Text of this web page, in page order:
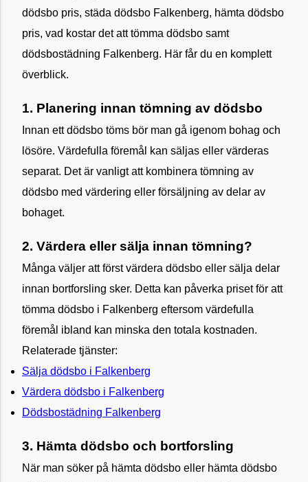
dödsbo pris, städa dödsbo Falkenberg, hämta dödsbo
pris, vad kostar det att tömma dödsbo samt
dödsbostädning Falkenberg. Här får du en komplett
överblick.
1. Planering innan tömning av dödsbo
Innan ett dödsbo töms bör man gå igenom bohag och
lösöre. Värdefulla föremål kan säljas eller värderas
separat. Det är vanligt att kombinera tömning av
dödsbo med värdering eller försäljning av delar av
bohaget.
2. Värdera eller sälja innan tömning?
Många väljer att först värdera dödsbo eller sälja delar
innan bortforsling sker. Detta kan påverka priset för att
tömma dödsbo i Falkenberg eftersom värdefulla
föremål ibland kan minska den totala kostnaden.
Relaterade tjänster:
Sälja dödsbo i Falkenberg
Värdera dödsbo i Falkenberg
Dödsbostädning Falkenberg
3. Hämta dödsbo och bortforsling
När man söker på hämta dödsbo eller hämta dödsbo